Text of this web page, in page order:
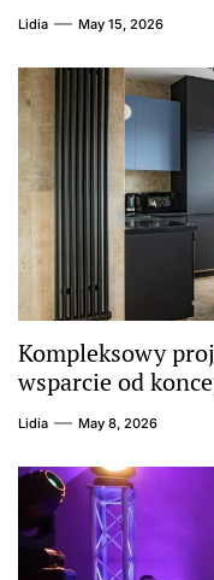
Lidia May 15, 2026
Kompleksowy
wsparcie od
Lidia May 8, 2026